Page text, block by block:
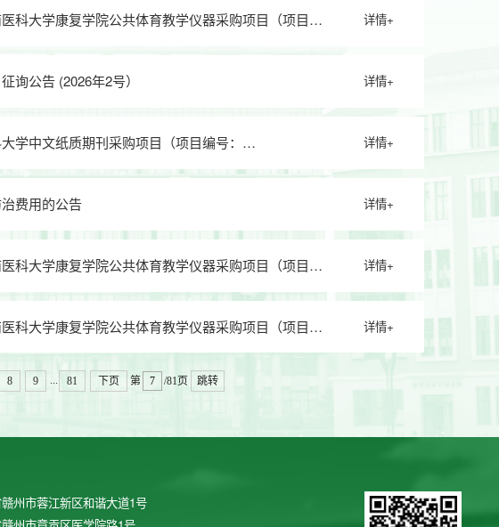
科大学康复学院公共体育教学仪器采购项目（项目编
启公告
详情+
赣南医科大学消防设施耗材供应商遴选项目征询公告 (2026年2号） 详情+
学中文纸质期刊采购项目（项目编号： 详情+
费用的公告 详情+
科大学康复学院公共体育教学仪器采购项目（项目编
的暂停公告
详情+
科大学康复学院公共体育教学仪器采购项目（项目编
购公告
详情+
8 9 ... 81 下页 第 /81页 跳转
州市蓉江新区和谐大道1号